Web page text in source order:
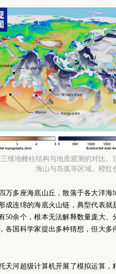
维地幔柱结构与地质观测的对比。
海山与岛弧等区域。橙红
万多座海底山丘，散落于各大洋
成连绵的海底火山链，典型代表
50余个，根本无法解释数量庞大
各国科学家提出多种猜想，但大
天河超级计算机开展了模拟运算